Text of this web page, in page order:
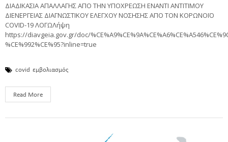
ΔΙΑΔΙΚΑΣΙΑ ΑΠΑΛΛΑΓΗΣ ΑΠΟ ΤΗΝ ΥΠΟΧΡΕΩΣΗ ΕΝΑΝΤΙ ΑΝΤΙΤΙΜΟΥ
ΔΙΕΝΕΡΓΕΙΑΣ ΔΙΑΓΝΩΣΤΙΚΟΥ ΕΛΕΓΧΟΥ ΝΟΣΗΣΗΣ ΑΠΟ ΤΟΝ ΚΟΡΩΝΟΪΟ
COVID-19 ΛΟΓΩΛήψη
https://diavgeia.gov.gr/doc/
%CE%992%CE%95?inline=true
covid εμβολιασμός
Read More